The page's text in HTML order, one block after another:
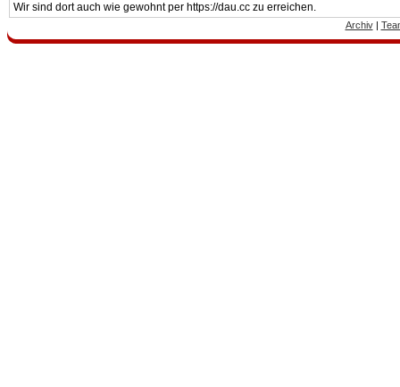
Wir sind dort auch wie gewohnt per https://dau.cc zu erreichen.
Archiv|